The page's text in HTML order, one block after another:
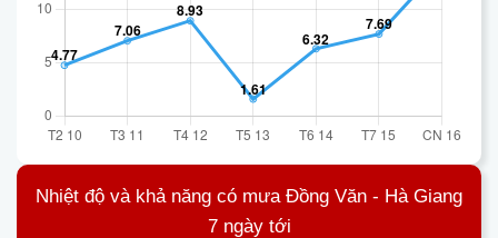
Nhiệt độ và khả năng có mưa Đồng Văn - Hà Giang
7 ngày tới